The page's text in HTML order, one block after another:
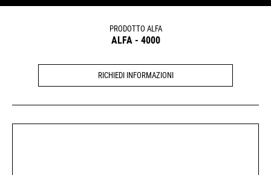
PRODOTTO ALFA
ALFA - 4000
RICHIEDI INFORMAZIONI